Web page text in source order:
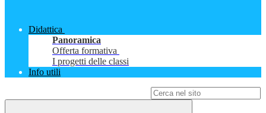
Didattica
Panoramica
Offerta formativa
I progetti delle classi
Info utili